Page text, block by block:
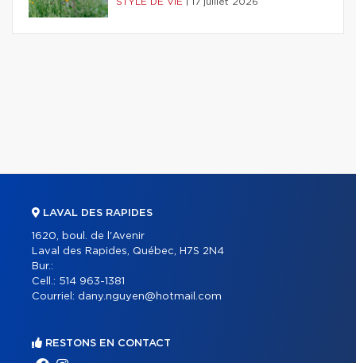
LAVAL DES RAPIDES
1620, boul. de l'Avenir
Laval des Rapides, Québec, H7S 2N4
Bur.:
Cell.: 514 963-1381
Courriel: dany.nguyen@hotmail.com
RESTONS EN CONTACT